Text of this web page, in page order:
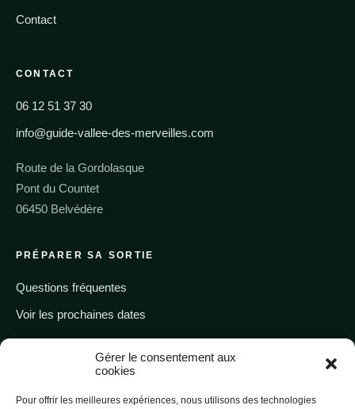
Gérer le consentement aux
cookies
Pour offrir les meilleures expériences, nous utilisons des technologies
Contact
CONTACT
06 12 51 37 30
info@guide-vallee-des-merveilles.com
Route de la Gordolasque
Pont du Countet
06450 Belvédère
PRÉPARER SA SORTIE
Questions fréquentes
Voir les prochaines dates
Appeler un guide